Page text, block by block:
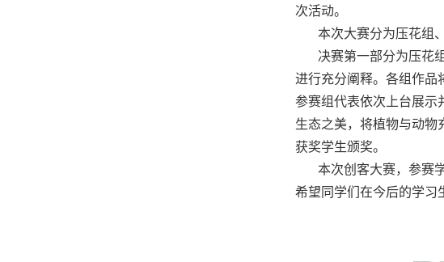
次活动。
本次大赛分为压花组
决赛第一部分为压花
进行充分阐释。各组作品
参赛组代表依次上台展示
生态之美，将植物与动物
获奖学生颁奖。
本次创客大赛，参赛
希望同学们在今后的学习